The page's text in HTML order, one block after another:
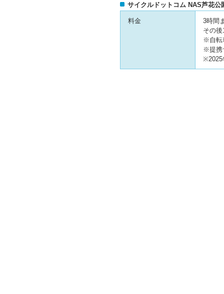
サイクルドットコム NAS芦花公
料金
3時間
その
※自転
※提携
※2025